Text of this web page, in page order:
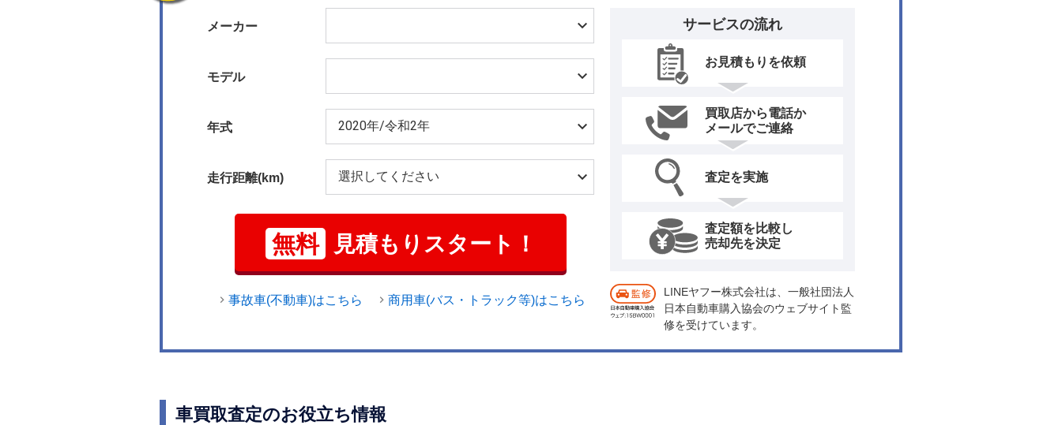
メーカー
モデル
年式
走行距離(km)
無料 見積もりスタート！
事故車(不動車)はこちら 商用車(バス・トラック等)はこちら
サービスの流れ
お見積もりを依頼
買取店から電話か
メールでご連絡
査定を実施
査定額を比較し
売却先を決定
LINEヤフー株式会社は、一般社団法人
日本自動車購入協会のウェブサイト監
修を受けています。
車買取査定のお役立ち情報